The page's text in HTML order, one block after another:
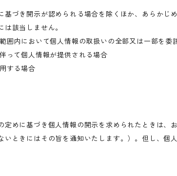
づき開示が認められる場合を除くほか、あらか
該当しません。
囲内において個人情報の取扱いの全部又は一部を
って個人情報が提供される場合
する場合
定めに基づき個人情報の開示を求められたときは
いときにはその旨を通知いたします。）。但し、